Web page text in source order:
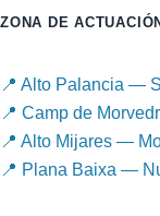
ZONA DE ACTUACIÓN
📍 Alto Palancia —
📍 Camp de
📍 Alto Mijares —
📍 Plana Baixa —